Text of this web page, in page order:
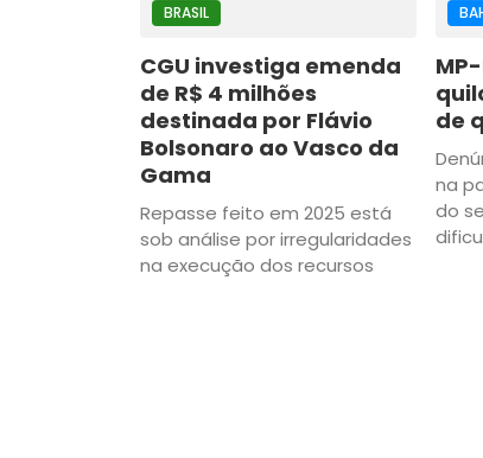
BRASIL
CGU investiga emenda
de R$ 4 milhões
destinada por Flávio
Bolsonaro ao Vasco da
Gama
Repasse feito em 2025 está
sob análise por irregularidades
na execução dos recursos
de
na
do